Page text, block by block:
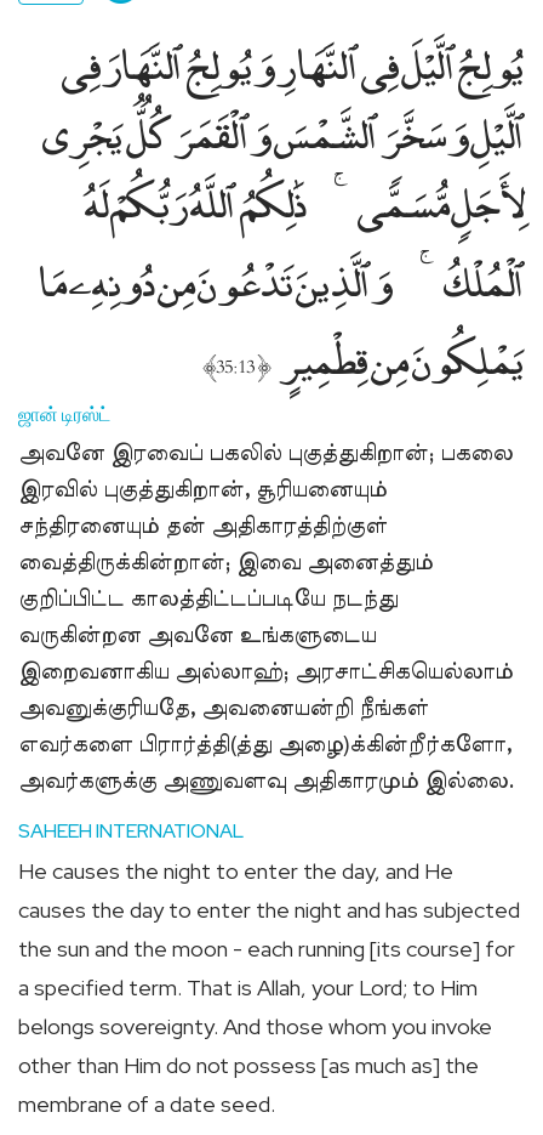
يُولِجُ ٱلَّيْلَ فِى ٱلنَّهَارِ وَيُولِجُ ٱلنَّهَارَ فِى
ٱلَّيْلِ وَسَخَّرَ ٱلشَّمْسَ وَٱلْقَمَرَ كُلٌّۭ يَجْرِى
لِأَجَلٍۢ مُّسَمًّۭى ذَٰلِكُمُ ٱللَّهُ رَبُّكُمْ لَهُ
ٱلْمُلْكُ وَٱلَّذِينَ تَدْعُونَ مِن دُونِهِۦ مَا
يَمْلِكُونَ مِن قِطْمِيرٍ﴿35:13﴾
ஜான் டிரஸ்ட்
அவனே இரவைப் பகலில் புகுத்துகிறான்; பகலை
இரவில் புகுத்துகிறான், சூரியனையும்
சந்திரனையும் தன் அதிகாரத்திற்குள்
வைத்திருக்கின்றான்; இவை அனைத்தும்
குறிப்பிட்ட காலத்திட்டப்படியே நடந்து
வருகின்றன அவனே உங்களுடைய
இறைவனாகிய அல்லாஹ்; அரசாட்சிகயெல்லாம்
அவனுக்குரியதே, அவனையன்றி நீங்கள்
எவர்களை பிரார்த்தி(த்து அழை)க்கின்றீர்களோ,
அவர்களுக்கு அணுவளவு அதிகாரமும் இல்லை.
SAHEEH INTERNATIONAL
He causes the night to enter the day, and He
causes the day to enter the night and has subjected
the sun and the moon - each running [its course] for
a specified term. That is Allah, your Lord; to Him
belongs sovereignty. And those whom you invoke
other than Him do not possess [as much as] the
membrane of a date seed.